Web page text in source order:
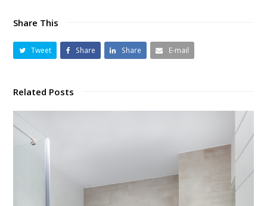
Share This
Tweet Share Share E-mail
Related Posts